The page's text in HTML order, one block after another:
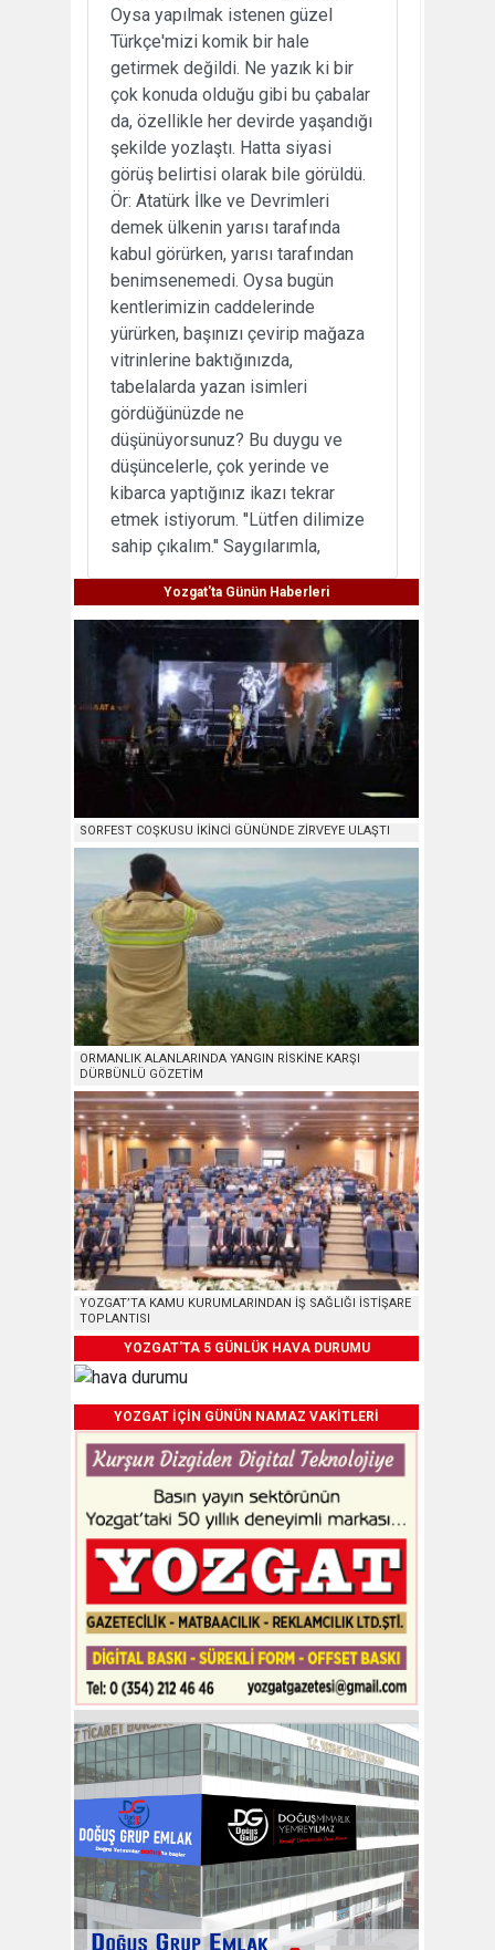
Oysa yapılmak istenen güzel
Türkçe'mizi komik bir hale
getirmek değildi. Ne yazık ki bir
çok konuda olduğu gibi bu çabalar
da, özellikle her devirde yaşandığı
şekilde yozlaştı. Hatta siyasi
görüş belirtisi olarak bile görüldü.
Ör: Atatürk İlke ve Devrimleri
demek ülkenin yarısı tarafında
kabul görürken, yarısı tarafından
benimsenemedi. Oysa bugün
kentlerimizin caddelerinde
yürürken, başınızı çevirip mağaza
vitrinlerine baktığınızda,
tabelalarda yazan isimleri
gördüğünüzde ne
düşünüyorsunuz? Bu duygu ve
düşüncelerle, çok yerinde ve
kibarca yaptığınız ikazı tekrar
etmek istiyorum. ''Lütfen dilimize
sahip çıkalım.'' Saygılarımla,
Yozgat'ta Günün Haberleri
SORFEST COŞKUSU İKİNCİ GÜNÜNDE ZİRVEYE ULAŞTI
ORMANLIK ALANLARINDA YANGIN RİSKİNE KARŞI
DÜRBÜNLÜ GÖZETİM
YOZGAT’TA KAMU KURUMLARINDAN İŞ SAĞLIĞI İSTİŞARE
TOPLANTISI
YOZGAT'TA 5 GÜNLÜK HAVA DURUMU
YOZGAT İÇİN GÜNÜN NAMAZ VAKİTLERİ